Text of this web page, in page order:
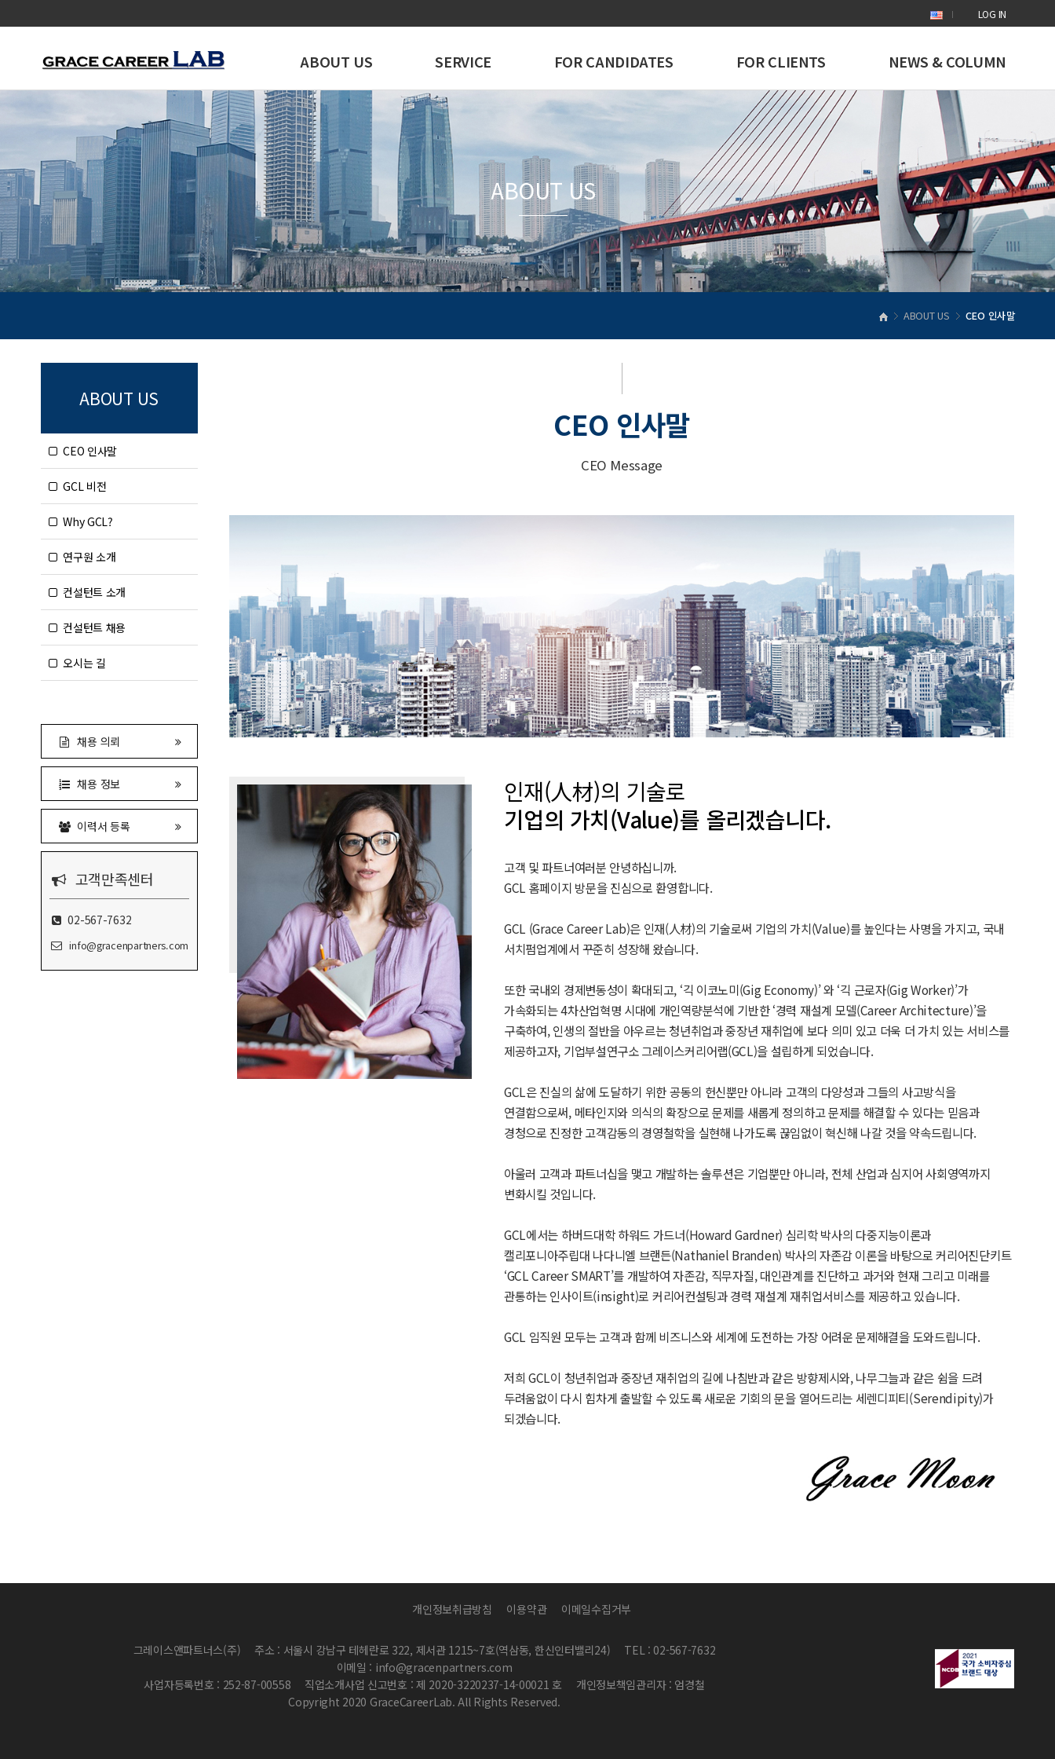
LOG IN
ABOUT US SERVICE FOR CANDIDATES FOR CLIENTS NEWS & COLUMN
ABOUT US CEO 인사말
ABOUT US
ABOUT US
CEO 인사말
GCL 비전
Why GCL?
연구원 소개
컨설턴트 소개
컨설턴트 채용
오시는 길
채용 의뢰
채용 정보
이력서 등록
고객만족센터
02-567-7632
info@gracenpartners.com
CEO 인사말
CEO Message
인재(人材)의 기술로
기업의 가치(Value)를 올리겠습니다.
고객 및 파트너여러분 안녕하십니까.
GCL 홈페이지 방문을 진심으로 환영합니다.
GCL (Grace Career Lab)은 인재(人材)의 기술로써 기업의 가치(Value)를 높인다는 사명을 가지고, 국내
서치펌업계에서 꾸준히 성장해 왔습니다.
또한 국내외 경제변동성이 확대되고, ‘긱 이코노미(Gig Economy)’ 와 ‘긱 근로자(Gig Worker)’가
가속화되는 4차산업혁명 시대에 개인역량분석에 기반한 ‘경력 재설계 모델(Career Architecture)’을
구축하여, 인생의 절반을 아우르는 청년취업과 중장년 재취업에 보다 의미 있고 더욱 더 가치 있는 서비스를
제공하고자, 기업부설연구소 그레이스커리어랩(GCL)을 설립하게 되었습니다.
GCL은 진실의 삶에 도달하기 위한 공동의 헌신뿐만 아니라 고객의 다양성과 그들의 사고방식을
연결함으로써, 메타인지와 의식의 확장으로 문제를 새롭게 정의하고 문제를 해결할 수 있다는 믿음과
경청으로 진정한 고객감동의 경영철학을 실현해 나가도록 끊임없이 혁신해 나갈 것을 약속드립니다.
아울러 고객과 파트너십을 맺고 개발하는 솔루션은 기업뿐만 아니라, 전체 산업과 심지어 사회영역까지
변화시킬 것입니다.
GCL에서는 하버드대학 하워드 가드너(Howard Gardner) 심리학 박사의 다중지능이론과
캘리포니아주립대 나다니엘 브랜든(Nathaniel Branden) 박사의 자존감 이론을 바탕으로 커리어진단키트
‘GCL Career SMART’를 개발하여 자존감, 직무자질, 대인관계를 진단하고 과거와 현재 그리고 미래를
관통하는 인사이트(insight)로 커리어컨설팅과 경력 재설계 재취업서비스를 제공하고 있습니다.
GCL 임직원 모두는 고객과 함께 비즈니스와 세계에 도전하는 가장 어려운 문제해결을 도와드립니다.
저희 GCL이 청년취업과 중장년 재취업의 길에 나침반과 같은 방향제시와, 나무그늘과 같은 쉼을 드려
두려움없이 다시 힘차게 출발할 수 있도록 새로운 기회의 문을 열어드리는 세렌디피티(Serendipity)가
되겠습니다.
개인정보취급방침 이용약관 이메일수집거부
그레이스앤파트너스(주) 주소 : 서울시 강남구 테헤란로 322, 제서관 1215~7호(역삼동, 한신인터밸리24)
TEL : 02-567-7632
이메일 : info@gracenpartners.com
사업자등록번호 : 252-87-00558
직업소개사업 신고번호 : 제 2020-3220237-14-00021 호
개인정보책임관리자 : 엄경철
Copyright 2020 GraceCareerLab. All Rights Reserved.